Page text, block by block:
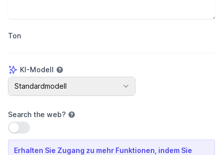
Ton
KI-Modell
KI-Modell
Standardmodell
Search the web?
Einstellung verwenden
Erhalten Sie Zugang zu mehr Funktionen, indem Sie